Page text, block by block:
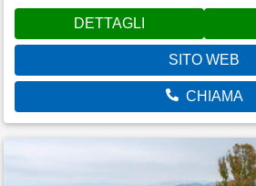
DETTAGLI
SITO WEB
CHIAMA